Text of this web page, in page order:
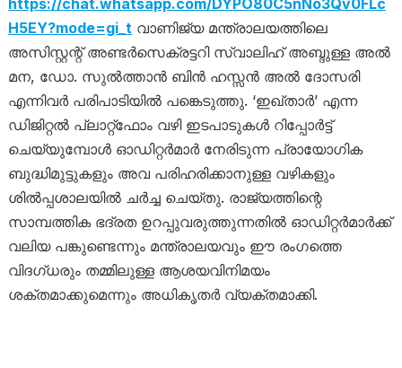
https://chat.whatsapp.com/DYPO80C5nNo3Qv0FLc
H5EY?mode=gi_tവാണിജ്യ മന്ത്രാലയത്തിലെ
അസിസ്റ്റന്റ് അണ്ടർസെക്രട്ടറി സ്വാലിഹ് അബ്ദുള്ള അൽ
മന, ഡോ. സുൽത്താൻ ബിൻ ഹസ്സൻ അൽ ദോസരി
എന്നിവർ പരിപാടിയിൽ പങ്കെടുത്തു. ‘ഇഖ്താർ’ എന്ന
ഡിജിറ്റൽ പ്ലാറ്റ്‌ഫോം വഴി ഇടപാടുകൾ റിപ്പോർട്ട്
ചെയ്യുമ്പോൾ ഓഡിറ്റർമാർ നേരിടുന്ന പ്രായോഗിക
ബുദ്ധിമുട്ടുകളും അവ പരിഹരിക്കാനുള്ള വഴികളും
ശിൽപ്പശാലയിൽ ചർച്ച ചെയ്തു. രാജ്യത്തിന്റെ
സാമ്പത്തിക ഭദ്രത ഉറപ്പുവരുത്തുന്നതിൽ ഓഡിറ്റർമാർക്ക്
വലിയ പങ്കുണ്ടെന്നും മന്ത്രാലയവും ഈ രംഗത്തെ
വിദഗ്ധരും തമ്മിലുള്ള ആശയവിനിമയം
ശക്തമാക്കുമെന്നും അധികൃതർ വ്യക്തമാക്കി.